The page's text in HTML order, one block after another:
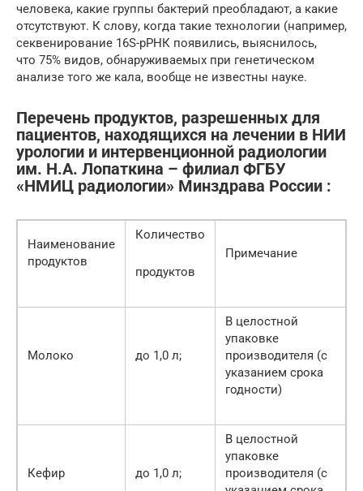
человека, какие группы бактерий преобладают, а какие
отсутствуют. К слову, когда такие технологии (например,
секвенирование 16S-рРНК появились, выяснилось,
что 75% видов, обнаруживаемых при генетическом
анализе того же кала, вообще не известны науке.
Перечень продуктов, разрешенных для
пациентов, находящихся на лечении в НИИ
урологии и интервенционной радиологии
им. Н.А. Лопаткина – филиал ФГБУ
«НМИЦ радиологии» Минздрава России :
Наименование
продуктов
Количество
продуктов
Примечание
Молоко до 1,0 л;
В целостной
упаковке
производителя (с
указанием срока
годности)
Кефир до 1,0 л;
В целостной
упаковке
производителя (с